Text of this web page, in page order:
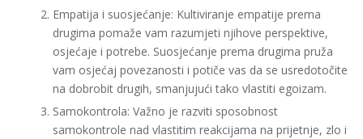
Empatija i suosjećanje: Kultiviranje empatije prema
drugima pomaže vam razumjeti njihove perspektive,
osjećaje i potrebe. Suosjećanje prema drugima pruža
vam osjećaj povezanosti i potiče vas da se usredotočite
na dobrobit drugih, smanjujući tako vlastiti egoizam.
Samokontrola: Važno je razviti sposobnost
samokontrole nad vlastitim reakcijama na prijetnje, zlo i